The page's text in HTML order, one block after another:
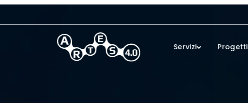
Servizi Progetti